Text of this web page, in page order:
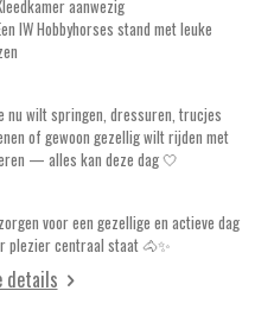
aanwezig
IW Hobbyhorses stand met leuke
nu wilt springen, dressuren, trucjes
of gewoon gezellig wilt rijden met
— alles kan deze dag 🤍
voor een gezellige en actieve dag
plezier centraal staat 🐴✨
details